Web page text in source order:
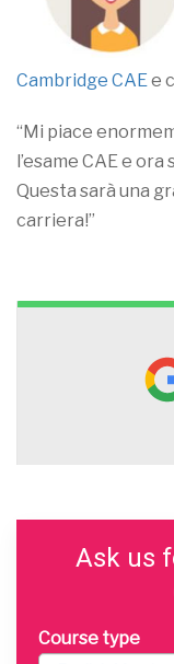
Cambridge CAE e
“Mi piace
l’esame CAE e ora
Questa sarà una
carriera!”
Ask us
Course type